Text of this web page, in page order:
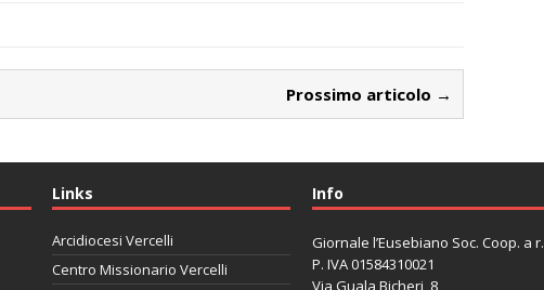
Prossimo articolo →
Links
Arcidiocesi Vercelli
Centro Missionario Vercelli
Info
Giornale l’Eusebiano Soc. Coop. a
P. IVA 01584310021
Via Guala Bicheri, 8